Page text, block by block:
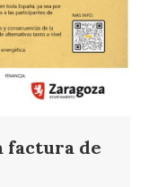
factura de